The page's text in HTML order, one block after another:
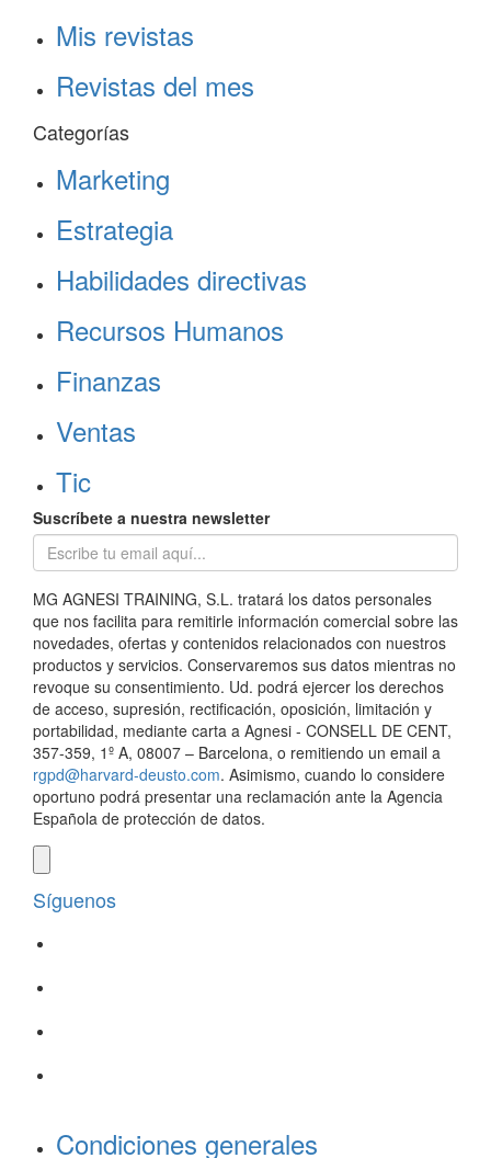
Mis revistas
Revistas del mes
Categorías
Marketing
Estrategia
Habilidades directivas
Recursos Humanos
Finanzas
Ventas
Tic
Suscríbete a nuestra newsletter
MG AGNESI TRAINING, S.L. tratará los datos personales
que nos facilita para remitirle información comercial sobre las
novedades, ofertas y contenidos relacionados con nuestros
productos y servicios. Conservaremos sus datos mientras no
revoque su consentimiento. Ud. podrá ejercer los derechos
de acceso, supresión, rectificación, oposición, limitación y
portabilidad, mediante carta a Agnesi - CONSELL DE CENT,
357-359, 1º A, 08007 – Barcelona, o remitiendo un email a
rgpd@harvard-deusto.com. Asimismo, cuando lo considere
oportuno podrá presentar una reclamación ante la Agencia
Española de protección de datos.
Síguenos
Condiciones generales